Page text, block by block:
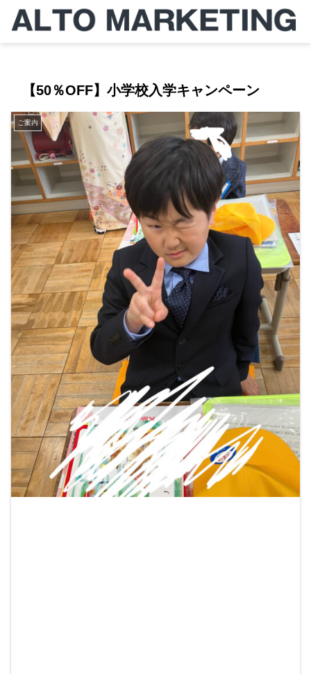
【50％OFF】小学校入学キャンペーン
ご案内